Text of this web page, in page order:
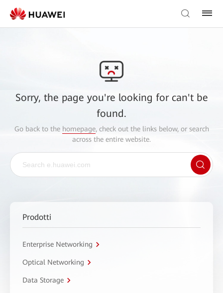
Sorry, the page you're looking for can't be
found.
Go back to the homepage, check out the links below, or search
across the entire website.
Prodotti
Enterprise Networking
Optical Networking
Data Storage